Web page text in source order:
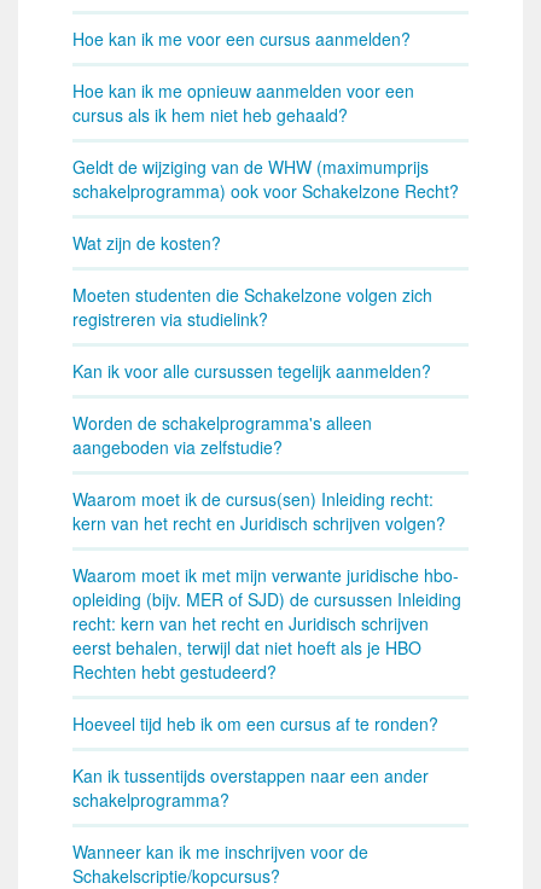
Hoe kan ik me voor een cursus aanmelden?
Hoe kan ik me opnieuw aanmelden voor een
cursus als ik hem niet heb gehaald?
Geldt de wijziging van de WHW (maximumprijs
schakelprogramma) ook voor Schakelzone Recht?
Wat zijn de kosten?
Moeten studenten die Schakelzone volgen zich
registreren via studielink?
Kan ik voor alle cursussen tegelijk aanmelden?
Worden de schakelprogramma's alleen
aangeboden via zelfstudie?
Waarom moet ik de cursus(sen) Inleiding recht:
kern van het recht en Juridisch schrijven volgen?
Waarom moet ik met mijn verwante juridische hbo-
opleiding (bijv. MER of SJD) de cursussen Inleiding
recht: kern van het recht en Juridisch schrijven
eerst behalen, terwijl dat niet hoeft als je HBO
Rechten hebt gestudeerd?
Hoeveel tijd heb ik om een cursus af te ronden?
Kan ik tussentijds overstappen naar een ander
schakelprogramma?
Wanneer kan ik me inschrijven voor de
Schakelscriptie/kopcursus?